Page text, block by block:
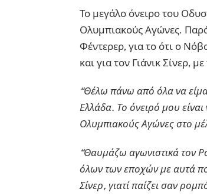
Το μεγάλο όνειρο του
Ολυμπιακούς Αγώνες.
Φέντερερ, για το ότι ο
και για τον Γιάνικ Σίνερ,
“Θέλω πάνω από όλα να
Ελλάδα. Το όνειρό μου
Ολυμπιακούς Αγώνες στο
“Θαυμάζω αγωνιστικά τον
όλων των εποχών με αυτά
Σίνερ, γιατί παίζει σαν